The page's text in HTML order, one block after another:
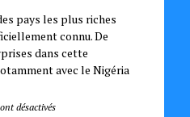
pays les plus riches
connu. De
dans cette
avec le Nigéria
désactivés